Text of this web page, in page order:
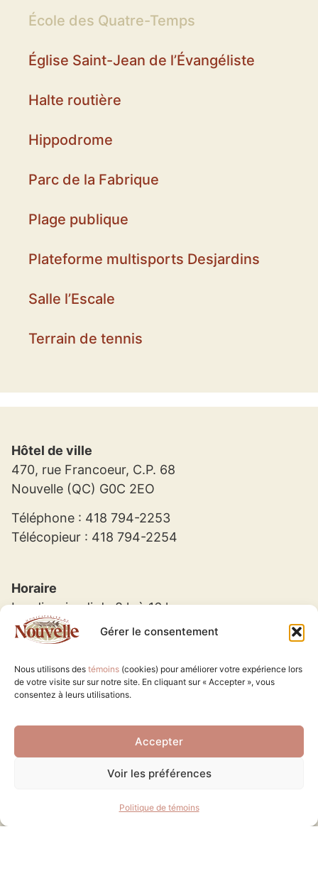
Gérer le consentement
Nous utilisons des témoins (cookies) pour améliorer votre expérience lors
de votre visite sur sur notre site. En cliquant sur « Accepter », vous
consentez à leurs utilisations.
Accepter
Voir les préférences
Politique de témoins
École des Quatre-Temps
Église Saint-Jean de l’Évangéliste
Halte routière
Hippodrome
Parc de la Fabrique
Plage publique
Plateforme multisports Desjardins
Salle l’Escale
Terrain de tennis
Hôtel de ville
470, rue Francoeur, C.P. 68
Nouvelle (QC) G0C 2EO
Téléphone : 418 794-2253
Télécopieur : 418 794-2254
Horaire
Lundi au jeudi de 8 h à 16 h
Vendredi de 8 h à midi
Matières résiduelles
Loisirs et culture